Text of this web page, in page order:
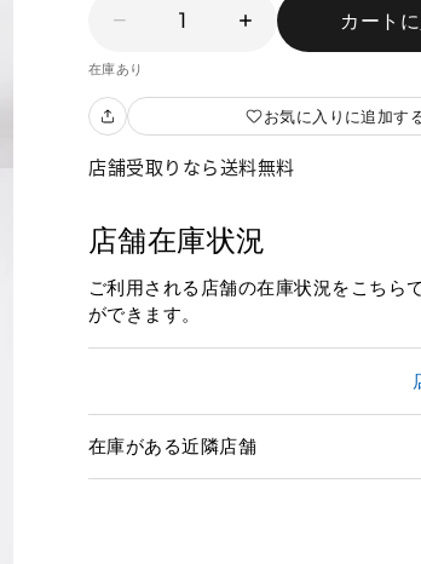
1 カート
在庫あり
お気に入りに追加す
店舗受取りなら送料無料
店舗在庫状況
ご利用される店舗の在庫状況をこちら
ができます。
在庫がある近隣店舗